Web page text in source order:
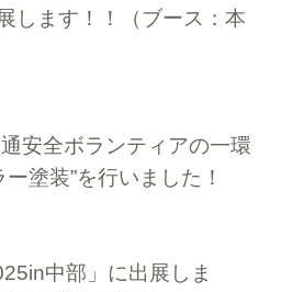
します！！（ブース：本
安全ボランティアの一環
塗装”を行いました！
中部」に出展しま